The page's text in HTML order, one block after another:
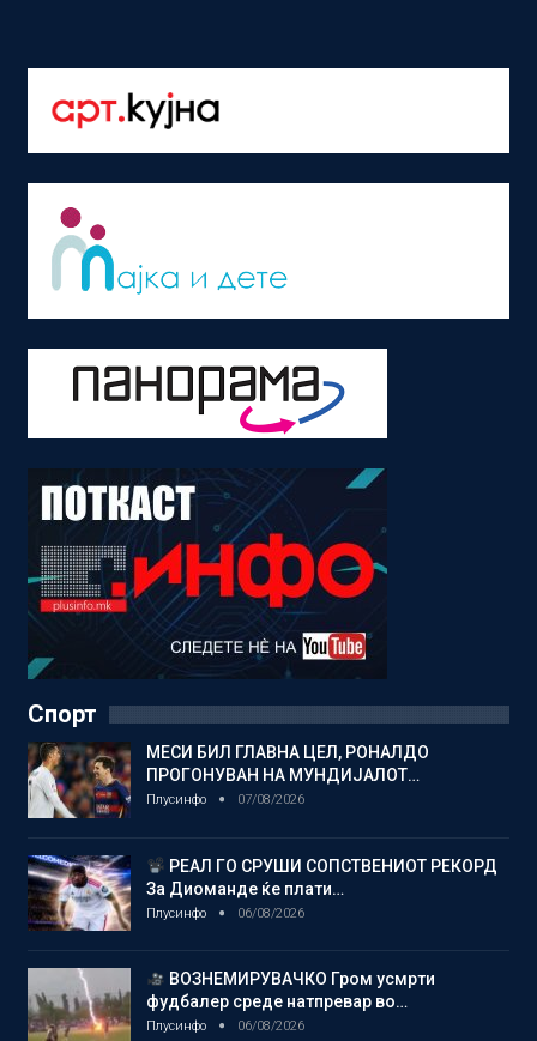
Спорт
МЕСИ БИЛ ГЛАВНА ЦЕЛ, РОНАЛДО
ПРОГОНУВАН НА МУНДИЈАЛОТ…
Плусинфо 07/08/2026
РЕАЛ ГО СРУШИ СОПСТВЕНИОТ РЕКОРД
За Диоманде ќе плати…
Плусинфо 06/08/2026
ВОЗНЕМИРУВАЧКО Гром усмрти
фудбалер среде натпревар во…
Плусинфо 06/08/2026